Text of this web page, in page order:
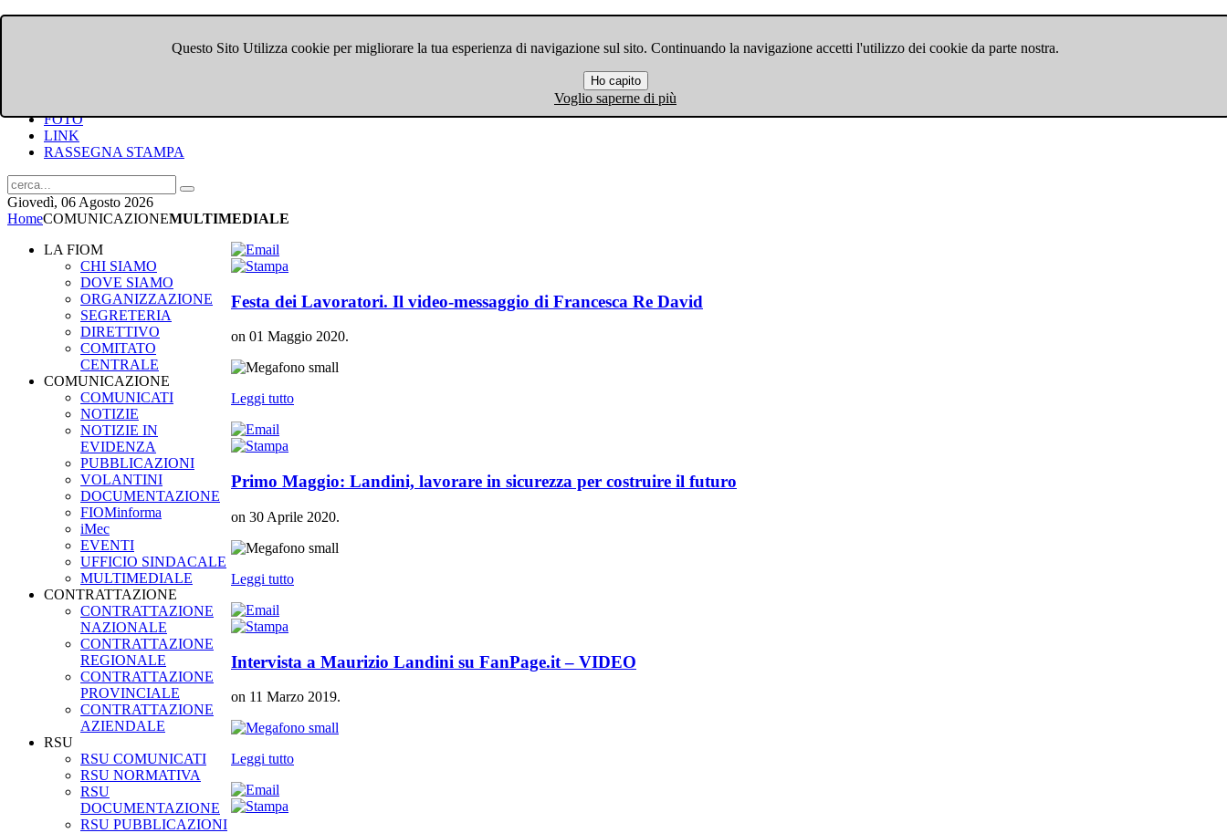
Questo Sito Utilizza cookie per migliorare la tua esperienza di navigazione sul sito. Continuando la navigazione accetti l'utilizzo dei cookie da parte nostra.
Ho capito
Voglio saperne di più
FOTO
LINK
RASSEGNA STAMPA
Giovedì, 06 Agosto 2026
HomeCOMUNICAZIONEMULTIMEDIALE
Festa dei Lavoratori. Il video-messaggio di Francesca Re David
on 01 Maggio 2020.
Leggi tutto
Primo Maggio: Landini, lavorare in sicurezza per costruire il futuro
on 30 Aprile 2020.
Leggi tutto
Intervista a Maurizio Landini su FanPage.it – VIDEO
on 11 Marzo 2019.
Leggi tutto
LA FIOM
CHI SIAMO
DOVE SIAMO
ORGANIZZAZIONE
SEGRETERIA
DIRETTIVO
COMITATO
CENTRALE
COMUNICAZIONE
COMUNICATI
NOTIZIE
NOTIZIE IN
EVIDENZA
PUBBLICAZIONI
VOLANTINI
DOCUMENTAZIONE
FIOMinforma
iMec
EVENTI
UFFICIO SINDACALE
MULTIMEDIALE
CONTRATTAZIONE
CONTRATTAZIONE
NAZIONALE
CONTRATTAZIONE
REGIONALE
CONTRATTAZIONE
PROVINCIALE
CONTRATTAZIONE
AZIENDALE
RSU
RSU COMUNICATI
RSU NORMATIVA
RSU
DOCUMENTAZIONE
RSU PUBBLICAZIONI